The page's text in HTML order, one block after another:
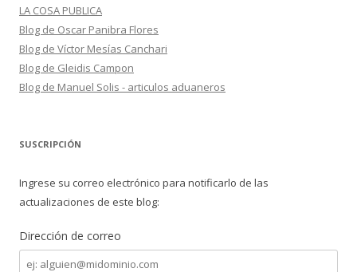
LA COSA PUBLICA
Blog de Oscar Panibra Flores
Blog de Víctor Mesías Canchari
Blog de Gleidis Campon
Blog de Manuel Solis - articulos aduaneros
SUSCRIPCIÓN
Ingrese su correo electrónico para notificarlo de las
actualizaciones de este blog:
Dirección de correo
Dirección
de